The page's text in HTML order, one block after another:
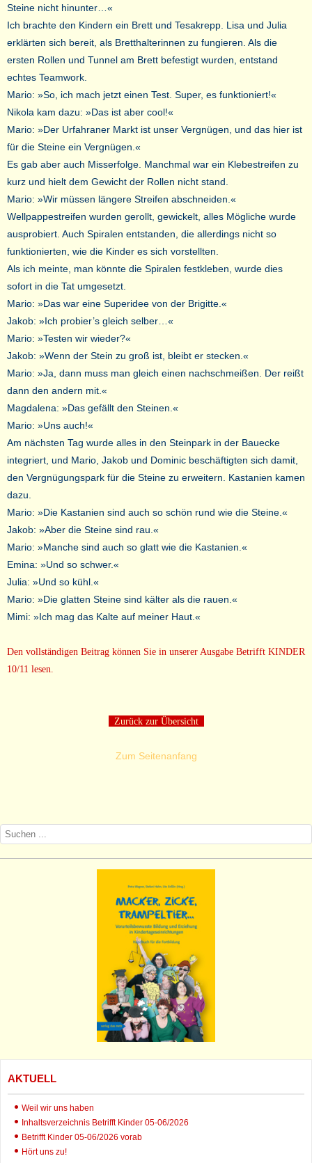
Steine nicht hinunter…«
Ich brachte den Kindern ein Brett und Tesakrepp. Lisa und Julia
erklärten sich bereit, als Bretthalterinnen zu fungieren. Als die
ersten Rollen und Tunnel am Brett befestigt wurden, entstand
echtes Teamwork.
Mario: »So, ich mach jetzt einen Test. Super, es funktioniert!«
Nikola kam dazu: »Das ist aber cool!«
Mario: »Der Urfahraner Markt ist unser Vergnügen, und das hier ist
für die Steine ein Vergnügen.«
Es gab aber auch Misserfolge. Manchmal war ein Klebestreifen zu
kurz und hielt dem Gewicht der Rollen nicht stand.
Mario: »Wir müssen längere Streifen abschneiden.«
Wellpappestreifen wurden gerollt, gewickelt, alles Mögliche wurde
ausprobiert. Auch Spiralen entstanden, die allerdings nicht so
funktionierten, wie die Kinder es sich vorstellten.
Als ich meinte, man könnte die Spiralen festkleben, wurde dies
sofort in die Tat umgesetzt.
Mario: »Das war eine Superidee von der Brigitte.«
Jakob: »Ich probier’s gleich selber…«
Mario: »Testen wir wieder?«
Jakob: »Wenn der Stein zu groß ist, bleibt er stecken.«
Mario: »Ja, dann muss man gleich einen nachschmeißen. Der reißt
dann den andern mit.«
Magdalena: »Das gefällt den Steinen.«
Mario: »Uns auch!«
Am nächsten Tag wurde alles in den Steinpark in der Bauecke
integriert, und Mario, Jakob und Dominic beschäftigten sich damit,
den Vergnügungspark für die Steine zu erweitern. Kastanien kamen
dazu.
Mario: »Die Kastanien sind auch so schön rund wie die Steine.«
Jakob: »Aber die Steine sind rau.«
Mario: »Manche sind auch so glatt wie die Kastanien.«
Emina: »Und so schwer.«
Julia: »Und so kühl.«
Mario: »Die glatten Steine sind kälter als die rauen.«
Mimi: »Ich mag das Kalte auf meiner Haut.«
Den vollständigen Beitrag können Sie in unserer Ausgabe Betrifft KINDER
10/11 lesen.
Zurück zur Übersicht
Zum Seitenanfang
AKTUELL
Weil wir uns haben
Inhaltsverzeichnis Betrifft Kinder 05-06/2026
Betrifft Kinder 05-06/2026 vorab
Hört uns zu!